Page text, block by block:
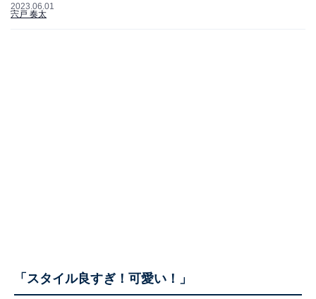
2023.06.01
宍戸 奏太
「スタイル良すぎ！可愛い！」